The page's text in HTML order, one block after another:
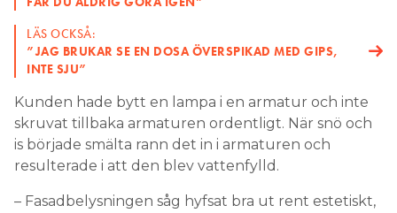
LÄS OCKSÅ:
”JAG BRUKAR SE EN DOSA ÖVERSPIKAD MED GIPS,
INTE SJU”
Kunden hade bytt en lampa i en armatur och inte
skruvat tillbaka armaturen ordentligt. När snö och
is började smälta rann det in i armaturen och
resulterade i att den blev vattenfylld.
– Fasadbelysningen såg hyfsat bra ut rent estetiskt,